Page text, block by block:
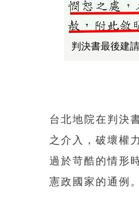
判決書最後建
台北地院在判決
之介入，破壞權
過於苛酷的情形
憲政國家的通例。